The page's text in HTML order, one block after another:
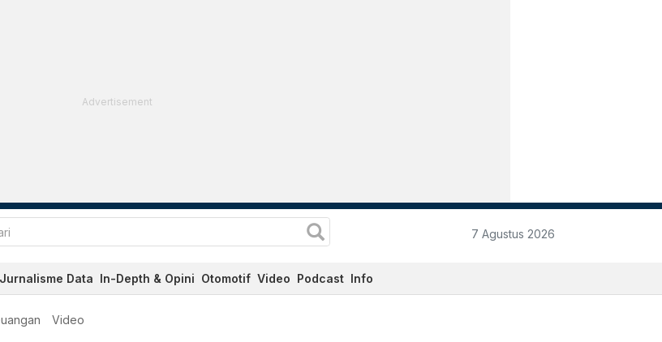
Advertisement
7 Agustus 2026
Jurnalisme Data In-Depth & Opini Otomotif Video Podcast Info
Video